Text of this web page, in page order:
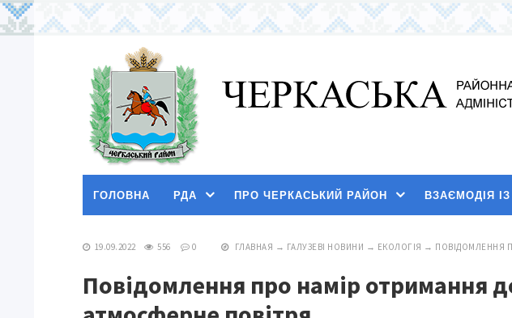
ГОЛОВНА РДА ПРО ЧЕРКАСЬКИЙ РАЙОН ВЗАЄМОДІЯ
19.09.2022 556 0 ГЛАВНАЯ → ГАЛУЗЕВІ НОВИНИ → ЕКОЛОГІЯ → ПОВІДОМЛЕННЯ
Повідомлення про намір отримання